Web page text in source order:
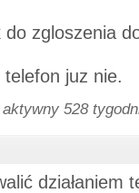
zgloszenia
juz nie.
aktywny 528
działaniem